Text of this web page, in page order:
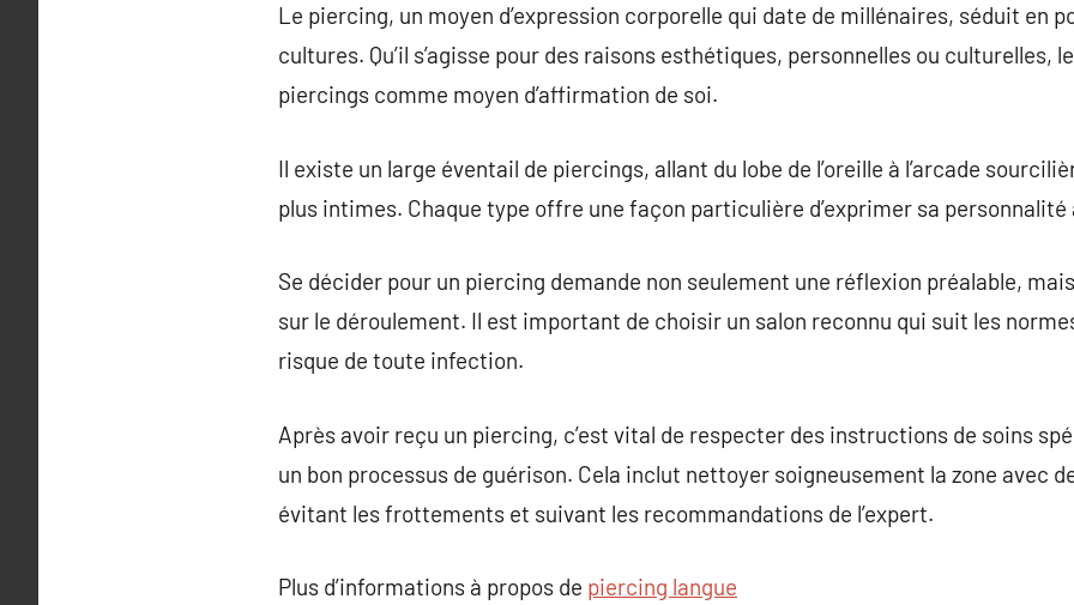
Le piercing, un moyen d’expression corporelle qui date de millénaires, séduit en
cultures. Qu’il s’agisse pour des raisons esthétiques, personnelles ou culturelles,
piercings comme moyen d’affirmation de soi.
Il existe un large éventail de piercings, allant du lobe de l’oreille à l’arcade
plus intimes. Chaque type offre une façon particulière d’exprimer sa
Se décider pour un piercing demande non seulement une réflexion préalable,
sur le déroulement. Il est important de choisir un salon reconnu qui suit les
risque de toute infection.
Après avoir reçu un piercing, c’est vital de respecter des instructions de soins
un bon processus de guérison. Cela inclut nettoyer soigneusement la zone avec
évitant les frottements et suivant les recommandations de l’expert.
Plus d’informations à propos de piercing langue